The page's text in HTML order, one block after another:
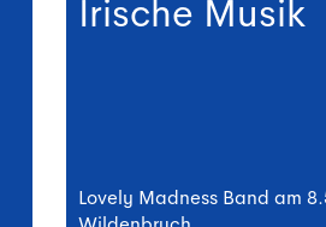
Irische Musik
Lovely Madness Band am